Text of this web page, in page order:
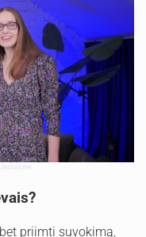
priimti suvokimą,